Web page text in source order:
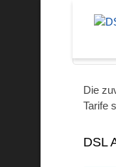
Die
Tarife
DSL